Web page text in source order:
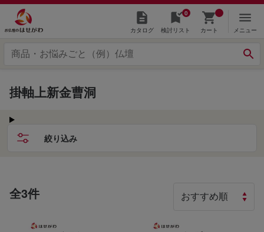
カタログ
0
検討リスト カート メニュー
掛軸上新金曹洞
全3件
絞り込み